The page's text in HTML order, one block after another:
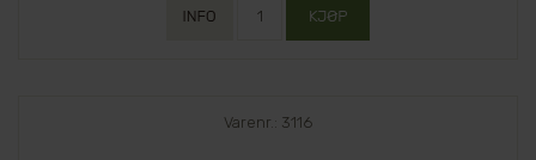
Varenr.: 3116